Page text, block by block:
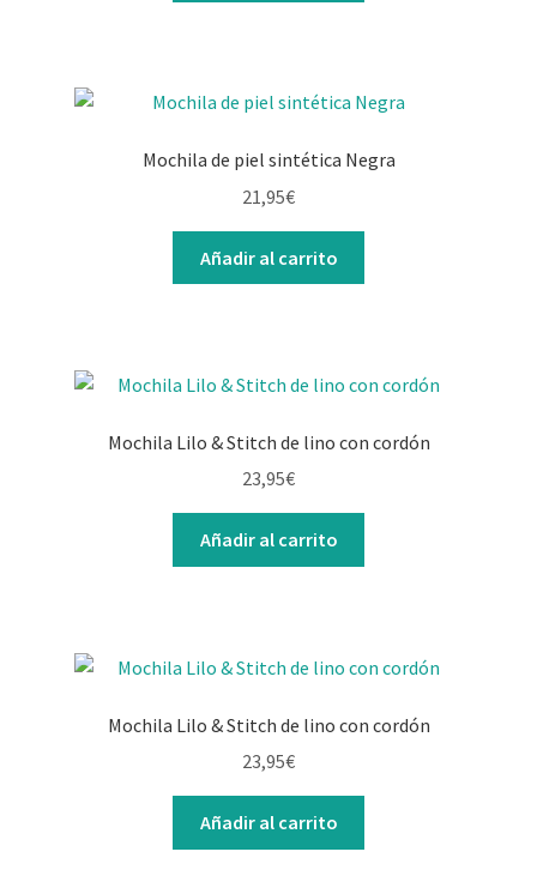
Mochila de piel sintética Negra
21,95€
Añadir al carrito
Mochila Lilo & Stitch de lino con cordón
23,95€
Añadir al carrito
Mochila Lilo & Stitch de lino con cordón
23,95€
Añadir al carrito